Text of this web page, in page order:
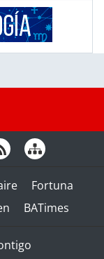
Fortuna
BATimes